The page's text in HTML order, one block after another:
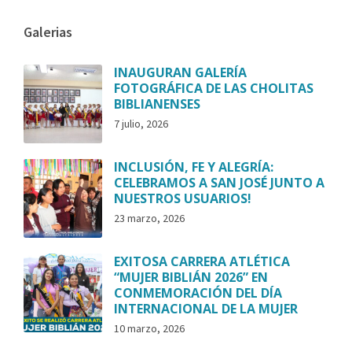
Galerias
INAUGURAN GALERÍA
FOTOGRÁFICA DE LAS CHOLITAS
BIBLIANENSES
7 julio, 2026
INCLUSIÓN, FE Y ALEGRÍA:
CELEBRAMOS A SAN JOSÉ JUNTO A
NUESTROS USUARIOS!
23 marzo, 2026
EXITOSA CARRERA ATLÉTICA
“MUJER BIBLIÁN 2026” EN
CONMEMORACIÓN DEL DÍA
INTERNACIONAL DE LA MUJER
10 marzo, 2026